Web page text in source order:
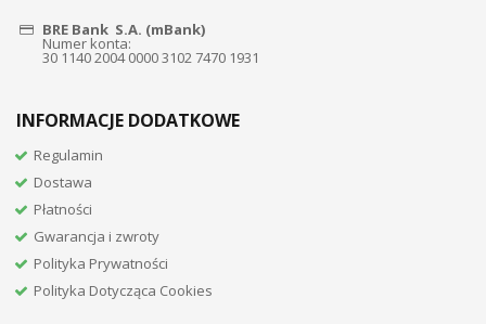
BRE Bank S.A. (mBank)
Numer konta:
30 1140 2004 0000 3102 7470 1931
INFORMACJE DODATKOWE
Regulamin
Dostawa
Płatności
Gwarancja i zwroty
Polityka Prywatności
Polityka Dotycząca Cookies